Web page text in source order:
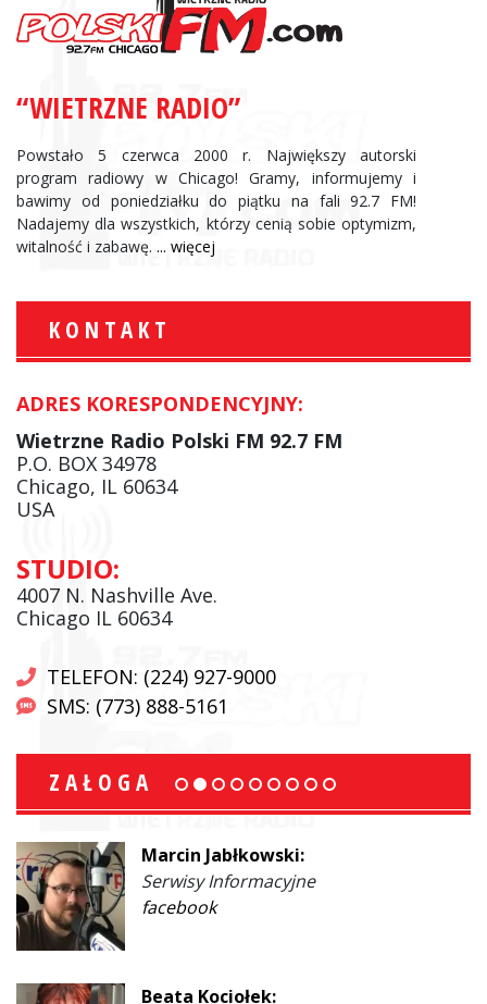
“WIETRZNE RADIO”
Powstało 5 czerwca 2000 r. Największy autorski
program radiowy w Chicago! Gramy, informujemy i
bawimy od poniedziałku do piątku na fali 92.7 FM!
Nadajemy dla wszystkich, którzy cenią sobie optymizm,
witalność i zabawę. ... więcej
KONTAKT
ADRES KORESPONDENCYJNY:
Wietrzne Radio Polski FM 92.7 FM
P.O. BOX 34978
Chicago, IL 60634
USA
STUDIO:
4007 N. Nashville Ave.
Chicago IL 60634
TELEFON: (224) 927-9000
SMS: (773) 888-5161
ZAŁOGA
Marcin Jabłkowski:
Serwisy Informacyjne
facebook
Beata Kociołek: